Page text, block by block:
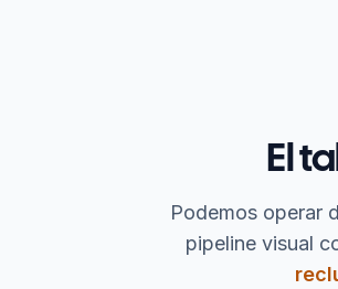
El
Podemos operar
pipeline visual